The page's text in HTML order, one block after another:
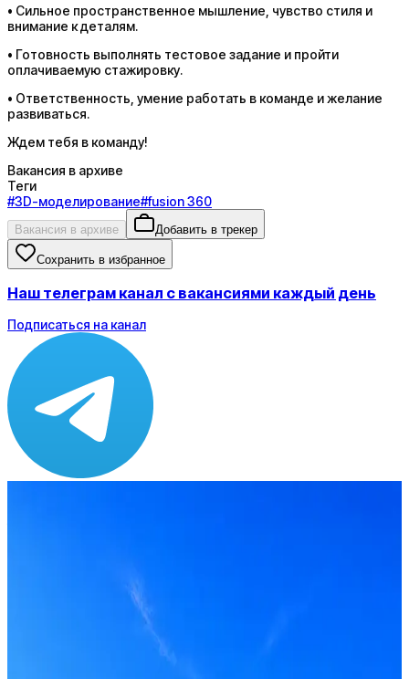
• Сильное пространственное мышление, чувство стиля и
внимание к деталям.
• Готовность выполнять тестовое задание и пройти
оплачиваемую стажировку.
• Ответственность, умение работать в команде и желание
развиваться.
Ждем тебя в команду!
Вакансия в архиве
Теги
#3D-моделирование#fusion 360
Вакансия в архиве Добавить в трекер
Сохранить в избранное
Наш телеграм канал с вакансиями каждый день
Подписаться на канал
Оффер быстрее с Эйч